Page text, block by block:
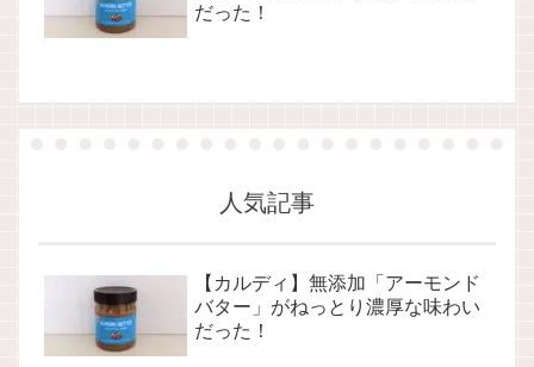
だった！
人気記事
【カルディ】無添加「アーモンド
バター」がねっとり濃厚な味わい
だった！